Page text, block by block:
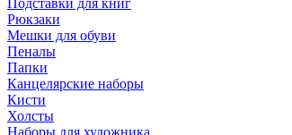
Подставки для книг
Рюкзаки
Мешки для обуви
Пеналы
Папки
Канцелярские наборы
Кисти
Холсты
Наборы для художника